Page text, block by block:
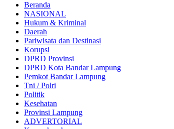
Beranda
NASIONAL
Hukum & Kriminal
Daerah
Pariwisata dan Destinasi
Korupsi
DPRD Provinsi
DPRD Kota Bandar Lampung
Pemkot Bandar Lampung
Tni / Polri
Politik
Kesehatan
Provinsi Lampung
ADVERTORIAL